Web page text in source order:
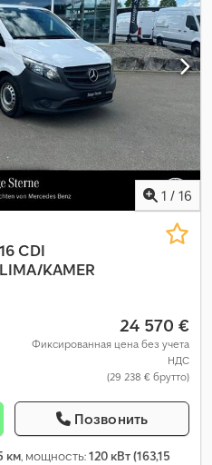
1 / 16
CDI
KAMER
24 570 €
Фиксированная цена без учета
НДС
(29 238 € брутто)
Позвонить
км, мощность:120 кВт (163,15